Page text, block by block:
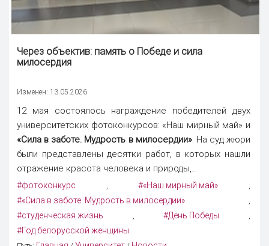
Через объектив: память о Победе и сила
милосердия
Изменен: 13.05.2026
12 мая состоялось награждение победителей двух
университетских фотоконкурсов: «Наш мирный май» и
«Сила в заботе. Мудрость в милосердии». На суд жюри
были представлены десятки работ, в которых нашли
отражение красота человека и природы,...
#фотоконкурс ,#«Наш мирный май» ,
#«Сила в заботе. Мудрость в милосердии» ,
#студенческая жизнь ,#День Победы ,
#Год белорусской женщины